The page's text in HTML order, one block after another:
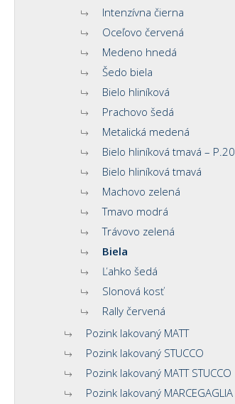
Intenzívna čierna
Oceľovo červená
Medeno hnedá
Šedo biela
Bielo hliníková
Prachovo šedá
Metalická medená
Bielo hliníková tmavá – P.20
Bielo hliníková tmavá
Machovo zelená
Tmavo modrá
Trávovo zelená
Biela
Ľahko šedá
Slonová kosť
Rally červená
Pozink lakovaný MATT
Pozink lakovaný STUCCO
Pozink lakovaný MATT STUCCO
Pozink lakovaný MARCEGAGLIA